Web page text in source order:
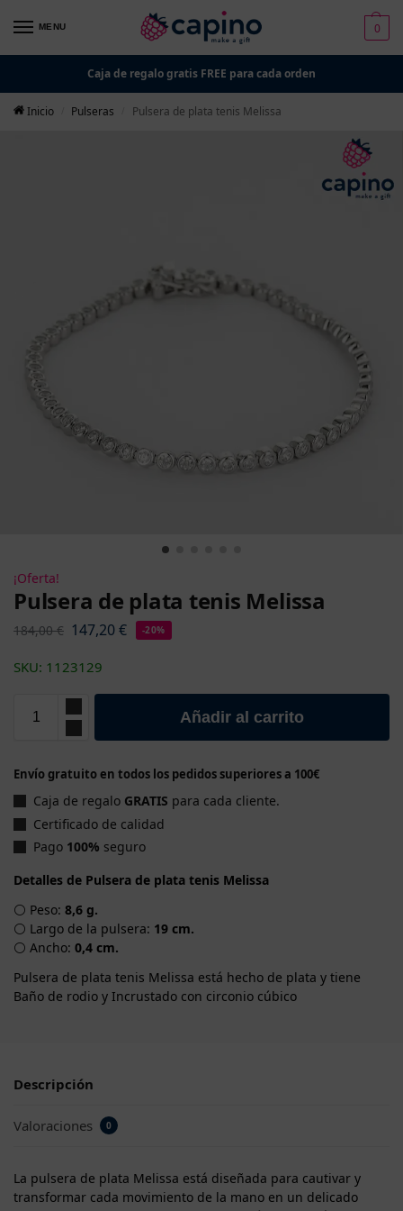
MENU 0
Caja de regalo gratis FREE para cada orden
Inicio Pulseras Pulsera de plata tenis Melissa
¡Oferta!
Pulsera de plata tenis Melissa
184,00€ 147,20€ -20%
SKU: 1123129
Añadir al carrito
Envío gratuito en todos los pedidos superiores a 100€
Caja de regalo GRATIS para cada cliente.
Certificado de calidad
Pago 100% seguro
Detalles de Pulsera de plata tenis Melissa
⚪ Peso: 8,6 g.
⚪ Largo de la pulsera: 19 cm.
⚪ Ancho: 0,4 cm.
Pulsera de plata tenis Melissa está hecho de plata y tiene
Baño de rodio y Incrustado con circonio cúbico
Descripción
Valoraciones 0
La pulsera de plata Melissa está diseñada para cautivar y
transformar cada movimiento de la mano en un delicado